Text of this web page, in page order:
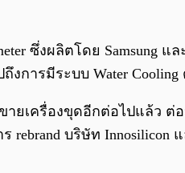
ซึ่งผลิตโดย Samsung แล
การมีระบบ Water Cooling
ายเครื่องขุดอีกต่อไปแล้ว ต่
บริษัท Innosilicon